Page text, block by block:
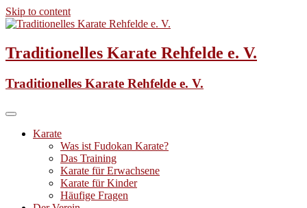
Skip to content
Traditionelles Karate Rehfelde e. V.
Traditionelles Karate Rehfelde e. V.
Karate
Was ist Fudokan Karate?
Das Training
Karate für Erwachsene
Karate für Kinder
Häufige Fragen